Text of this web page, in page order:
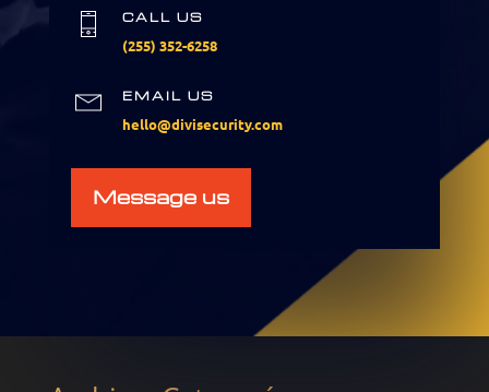
CALL US
(255) 352-6258
EMAIL US
hello@divisecurity.com
Message us